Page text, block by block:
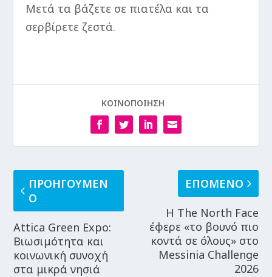
Μετά τα βάζετε σε πιατέλα και τα
σερβίρετε ζεστά.
ΚΟΙΝΟΠΟΙΗΣΗ
ΠΡΟΗΓΟΥΜΕΝ
Ο
Attica Green Expo:
Βιωσιμότητα και
κοινωνική συνοχή
στα μικρά νησιά
ΕΠΟΜΕΝΟ
Η The North Face
έφερε «το βουνό πιο
κοντά σε όλους» στο
Messinia Challenge
2026